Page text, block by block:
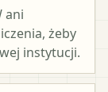
ani
żeby
instytucji.